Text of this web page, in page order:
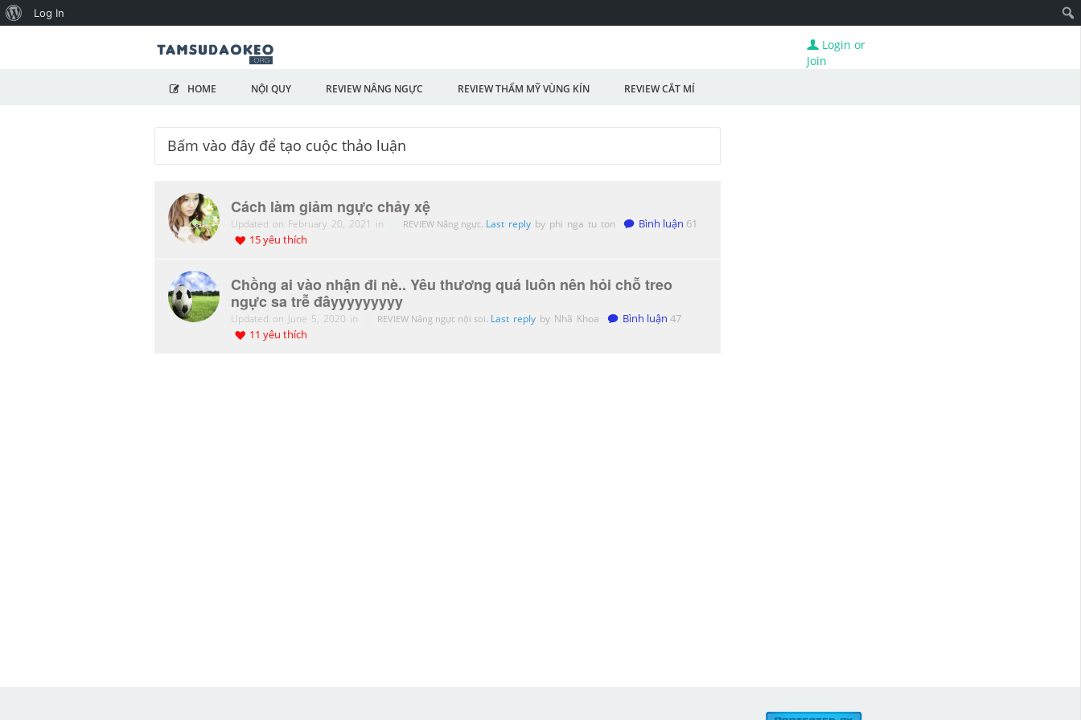
Login or
Join
HOME NỘI QUY REVIEW NÂNG NGỰC REVIEW THẨM MỸ VÙNG KÍN REVIEW CẮT MÍ
Cách làm giảm ngực chảy xệ
Updated on February 20, 2021 in REVIEW Nâng ngực. Last reply by phi nga tu ton Bình luận 61
15 yêu thích
Chồng ai vào nhận đi nè.. Yêu thương quá luôn nên hỏi chỗ treo
ngực sa trễ đâyyyyyyyyy
Updated on June 5, 2020 in REVIEW Nâng ngực nội soi. Last reply by Nhã Khoa Bình luận 47
11 yêu thích
Log In